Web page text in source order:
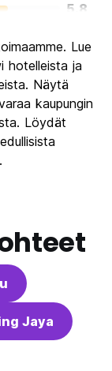
5.8
6.8
6.7
7.5
Lue
hotelleista ja
Näytä
kaupungin
Löydät
Jaya